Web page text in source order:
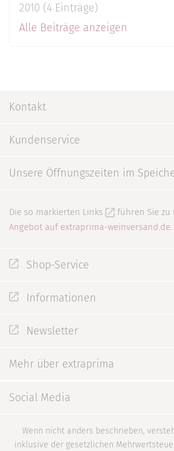
2010 (4 Einträge)
Alle Beiträge anzeigen
Kontakt
Kundenservice
Unsere Öffnungszeiten im
Die so markierten Links führen Sie zu
Angebot auf extraprima-weinversand.de.
Shop-Service
Informationen
Newsletter
Mehr über extraprima
Social Media
Wenn nicht anders beschrieben,
inklusive der gesetzlichen